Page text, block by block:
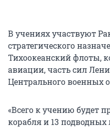
В учениях участвуют
стратегического
Тихоокеанский флоты,
авиации, часть сил
Центрального военных
«Всего к учению будет
корабля и 13 подводных